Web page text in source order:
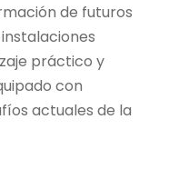
de futuros
práctico y
con
actuales de la